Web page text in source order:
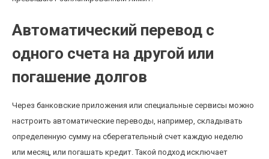
Автоматический перевод с
одного счета на другой или
погашение долгов
Через банковские приложения или специальные сервисы можно
настроить автоматические переводы, например, складывать
определенную сумму на сберегательный счет каждую неделю
или месяц, или погашать кредит. Такой подход исключает